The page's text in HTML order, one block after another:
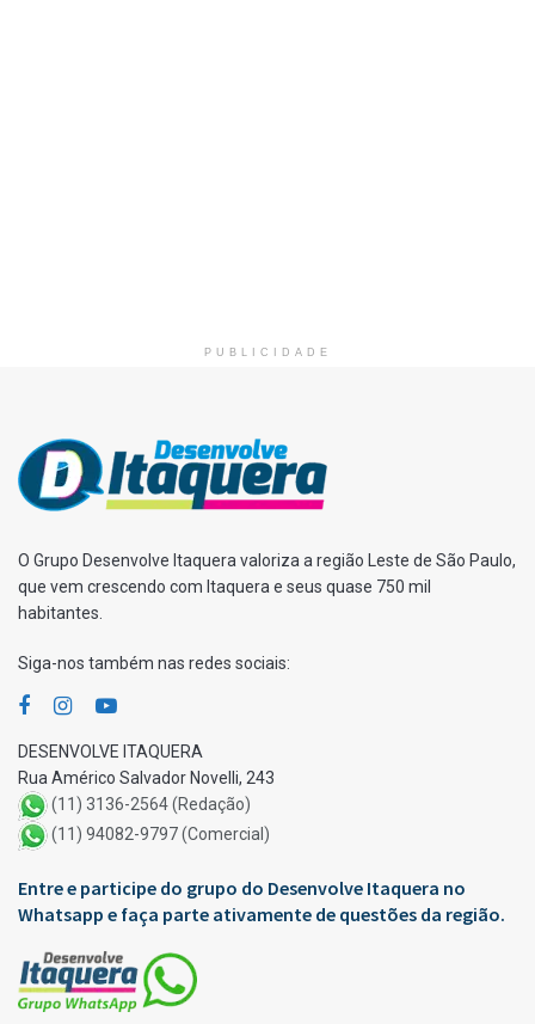
PUBLICIDADE
O Grupo Desenvolve Itaquera valoriza a região Leste de São Paulo,
que vem crescendo com Itaquera e seus quase 750 mil
habitantes.
Siga-nos também nas redes sociais:
DESENVOLVE ITAQUERA
Rua Américo Salvador Novelli, 243
(11) 3136-2564 (Redação)
(11) 94082-9797 (Comercial)
Entre e participe do grupo do Desenvolve Itaquera no
Whatsapp e faça parte ativamente de questões da região.